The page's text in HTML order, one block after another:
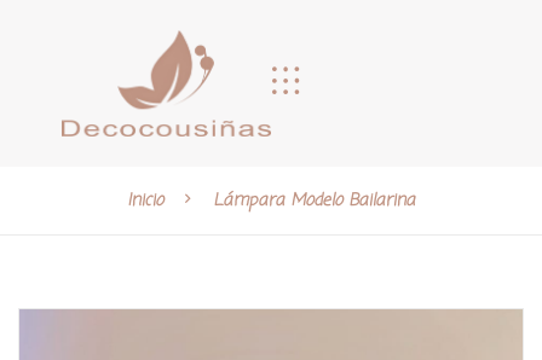
Inicio Lámpara Modelo Bailarina